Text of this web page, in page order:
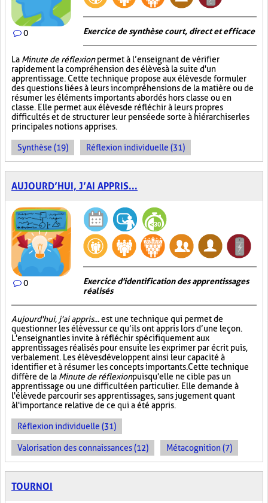
0 Exercice de synthèse court, direct et efficace
La Minute de réflexionpermet à l’enseignant de vérifier
rapidement la compréhension des élèves à la suite d'un
apprentissage. Cette technique propose aux élèves de formuler
des questions liées à leurs incompréhensions de la matière ou de
résumer les éléments importants abordés hors classe ou en
classe. Elle permet aux élèves de réfléchir à leurs propres
difficultés et de structurer leur pensée de sorte à hiérarchiser les
principales notions apprises.
Synthèse (19) Réflexion individuelle (31)
AUJOURD’HUI, J’AI APPRIS...
0
Exercice d'identification des apprentissages
réalisés
Aujourd'hui, j'ai appris...est une technique qui permet de
questionner les élèves sur ce qu’ils ont appris lors d’une leçon.
L'enseignant les invite à réfléchir spécifiquement aux
apprentissages réalisés pour ensuite les exprimer par écrit puis,
verbalement. Les élèves développent ainsi leur capacité à
identifier et à résumer les concepts importants. Cette technique
diffère de la Minute de réflexionpuisqu'elle ne cible pas un
apprentissage ou une difficulté en particulier. Elle demande à
l'élève de parcourir ses apprentissages, sans jugement quant
à l'importance relative de ce qui a été appris.
Réflexion individuelle (31)
Valorisation des connaissances (12) Métacognition (7)
TOURNOI